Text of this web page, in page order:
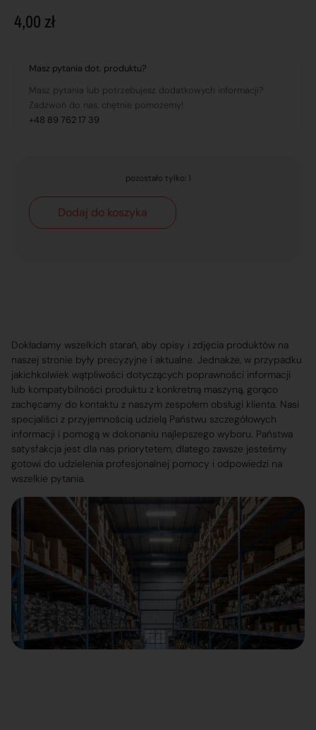
4,00 zł
Masz pytania dot. produktu?
Masz pytania lub potrzebujesz dodatkowych informacji?
Zadzwoń do nas, chętnie pomożemy!
+48 89 762 17 39
pozostało tylko: 1
Dodaj do koszyka
Dokładamy wszelkich starań, aby opisy i zdjęcia produktów na
naszej stronie były precyzyjne i aktualne. Jednakże, w przypadku
jakichkolwiek wątpliwości dotyczących poprawności informacji
lub kompatybilności produktu z konkretną maszyną, gorąco
zachęcamy do kontaktu z naszym zespołem obsługi klienta. Nasi
specjaliści z przyjemnością udzielą Państwu szczegółowych
informacji i pomogą w dokonaniu najlepszego wyboru. Państwa
satysfakcja jest dla nas priorytetem, dlatego zawsze jesteśmy
gotowi do udzielenia profesjonalnej pomocy i odpowiedzi na
wszelkie pytania.